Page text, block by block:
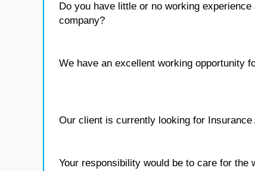
Do you have little or no working
company?
We have an excellent working opportunity
Our client is currently looking for
Your responsibility would be to care for